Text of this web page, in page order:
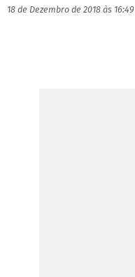
18 de Dezembro de 2018 às 16:49